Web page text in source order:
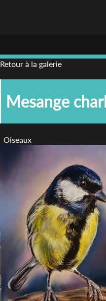
Retour à la galerie
Mesange
Oiseaux